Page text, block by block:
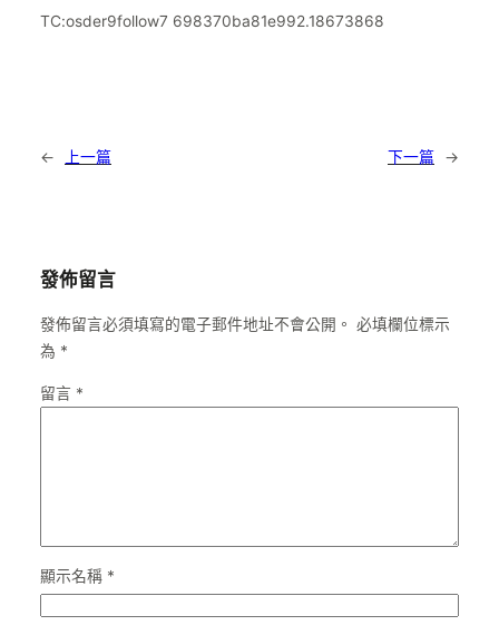
TC:osder9follow7 698370ba81e992.18673868
← 上一篇 下一篇 →
發佈留言
發佈留言必須填寫的電子郵件地址不會公開。 必填欄位標示
為 *
留言 *
顯示名稱 *